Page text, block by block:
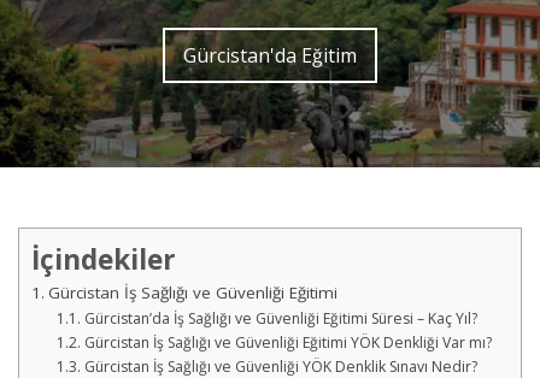
Gürcistan'da Eğitim
İçindekiler
Gürcistan İş Sağlığı ve Güvenliği Eğitimi
Gürcistan’da İş Sağlığı ve Güvenliği Eğitimi Süresi – Kaç Yıl?
Gürcistan İş Sağlığı ve Güvenliği Eğitimi YÖK Denkliği Var mı?
Gürcistan İş Sağlığı ve Güvenliği YÖK Denklik Sınavı Nedir?